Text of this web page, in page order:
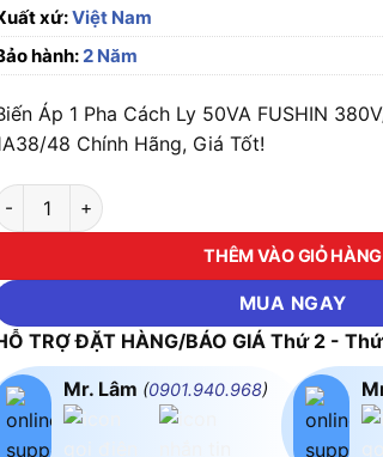
xứ:Việt Nam
hành:2 Năm
Áp 1 Pha Cách Ly 50VA FUSHIN
48 Chính Hãng, Giá Tốt!
Áp 1 Pha Cách Ly 50VA FUSHIN 380V/
THÊM VÀO GIỎ HÀNG
MUA NGAY
TRỢ ĐẶT HÀNG/BÁO GIÁ Thứ 2 -
Mr. Lâm (0901.940.968)